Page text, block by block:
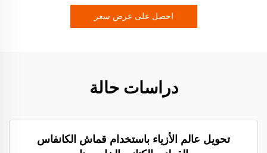
احصل على عرض سعر
دراسات حالة
تحويل عالم الأزياء باستخدام قماش الكانفاس